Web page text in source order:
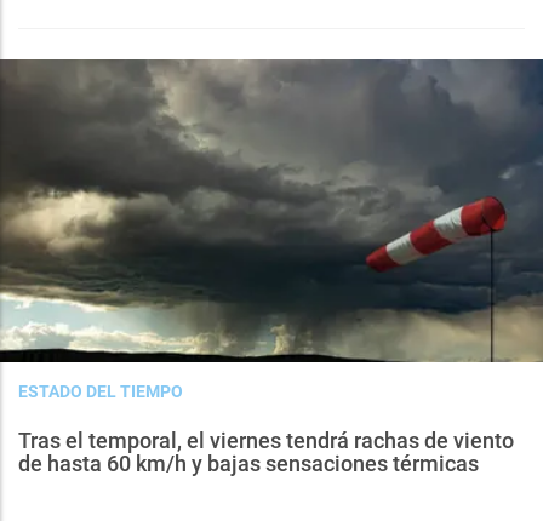
ESTADO DEL TIEMPO
Tras el temporal, el viernes tendrá rachas de viento
de hasta 60 km/h y bajas sensaciones térmicas